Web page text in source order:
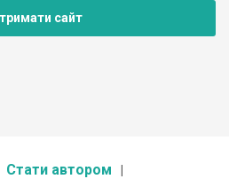
сайт
Стати автором